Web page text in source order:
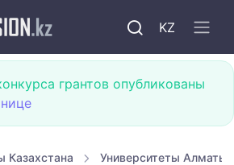
KZ
грантов опубликованы
Казахстана Университеты Алматы